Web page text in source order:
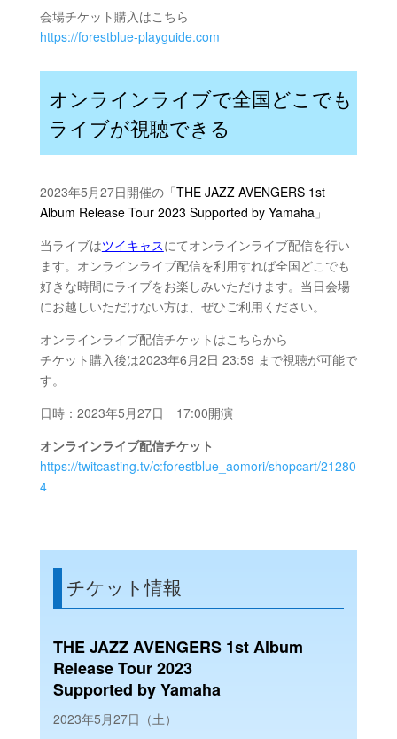
会場チケット購入はこちら
https://forestblue-playguide.com
オンラインライブで全国どこでも
ライブが視聴できる
2023年5月27日開催の「THE JAZZ AVENGERS 1st
Album Release Tour 2023 Supported by Yamaha 」
当ライブはツイキャスにてオンラインライブ配信を行い
ます。オンラインライブ配信を利用すれば全国どこでも
好きな時間にライブをお楽しみいただけます。当日会場
にお越しいただけない方は、ぜひご利用ください。
オンラインライブ配信チケットはこちらから
チケット購入後は2023年6月2日 23:59 まで視聴が可能で
す。
日時：2023年5月27日 17:00開演
オンラインライブ配信チケット
https://twitcasting.tv/c:forestblue_aomori/shopcart/21280
4
チケット情報
THE JAZZ AVENGERS 1st Album
Release Tour 2023
Supported by Yamaha
2023年5月27日（土）